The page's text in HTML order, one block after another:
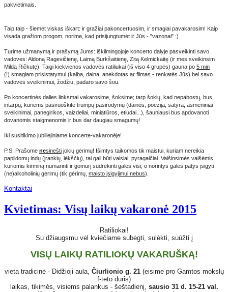
pakvietimais.
Taip taip - šiemet viskas iškart: ir gražiai pakoncertuosim, ir smagiai pavakarosim! Kaip
visada gražiom progom, norime, kad prisijungtumėt ir Jūs - "vazonai" :)
Turime užmanymą ir prašymą Jums: iškilmingojoje koncerto dalyje pasveikinti savo
vadoves: Aldoną Ragevičienę, Laimą Burkšaitienę, Zitą Kelmickaitę (ir mes sveikinsim
Mildą Ričkutę). Taigi kiekvienos vadovės ratiliukai (iš viso 4 grupės) gauna po 5 min
(!) smagiam prisistatymui (kalba, daina, anekdotas ar filmas - renkatės Jūs) bei savo
vadovės sveikinimui, žodžiu, padaro savo šou.
Po koncertinės dalies linksmai vakarosime, šoksime; tarp šokių, kad nepabostų, bus
intarpų, kuriems pasiruoškite trumpų pasirodymų (dainos, poezija, satyra, asmeniniai
sveikinimai, panegirikos, vaizdeliai, miniatiūros, etiudai...), šauniausi bus apdovanoti
dovanomis staigmenomis ir bus dar daugiau smagumų!
Iki susitikimo jubiliejiniame koncerte-vakaronėje!
P.S. Prašome nesinešti jokių gėrimų! Išimtys taikomos tik maistui, kuriam nereikia
papildomų indų (įrankių, lėkščių), tai gali būti vaisiai, pyragaičiai. Vaišinsimės vaišėmis,
kuriomis kirminą numarinti ir gomurį sudrėkinti galės visi, o norintys galės patys įsigyti
(ne)alkoholinių gėrimų (tik gėrimų, maisto įsigyjimui nebus).
Kontaktai
Kvietimas: Visų laikų vakaronė 2015
Ratiliokai!
Su džiaugsmu vėl kviečiame subėgti, sulėkti, suūžti į
VISŲ LAIKŲ RATILIOKŲ VAKARUŠKĄ!
vieta tradicinė - Didžioji aula, Čiurlionio g. 21(eisime pro Gamtos mokslų
f-teto duris)
laikas, tikimės, visiems palankus - šeštadienį, sausio 31 d. 15-21 val.